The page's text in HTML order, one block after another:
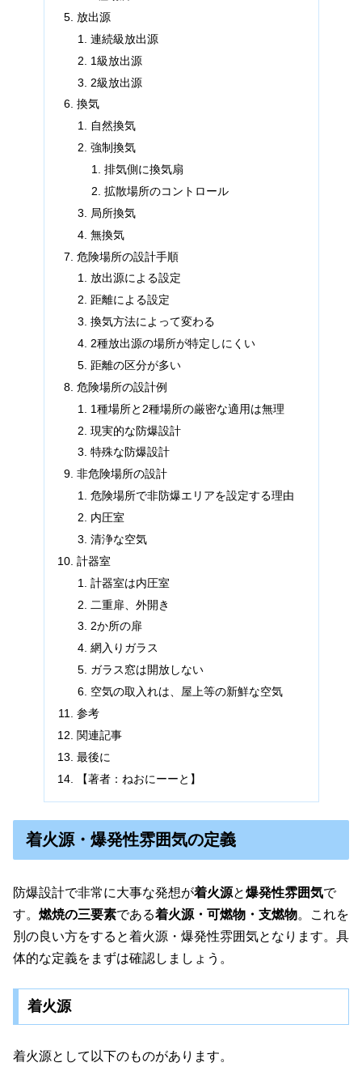
放出源
連続級放出源
1級放出源
2級放出源
換気
自然換気
強制換気
排気側に換気扇
拡散場所のコントロール
局所換気
無換気
危険場所の設計手順
放出源による設定
距離による設定
換気方法によって変わる
2種放出源の場所が特定しにくい
距離の区分が多い
危険場所の設計例
1種場所と2種場所の厳密な適用は無理
現実的な防爆設計
特殊な防爆設計
非危険場所の設計
危険場所で非防爆エリアを設定する理由
内圧室
清浄な空気
計器室
計器室は内圧室
二重扉、外開き
2か所の扉
網入りガラス
ガラス窓は開放しない
空気の取入れは、屋上等の新鮮な空気
参考
関連記事
最後に
【著者：ねおにーーと】
着火源・爆発性雰囲気の定義
防爆設計で非常に大事な発想が着火源と爆発性雰囲気で
す。 燃焼の三要素である着火源・可燃物・支燃物。これを
別の良い方をすると着火源・爆発性雰囲気となります。具
体的な定義をまずは確認しましょう。
着火源
着火源として以下のものがあります。